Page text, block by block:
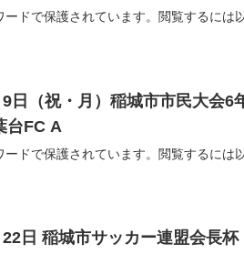
ドで保護されています。閲覧するには
日（祝・月）稲城市市民大会6
台FC A
ードで保護されています。閲覧するには
日 稲城市サッカー連盟会長